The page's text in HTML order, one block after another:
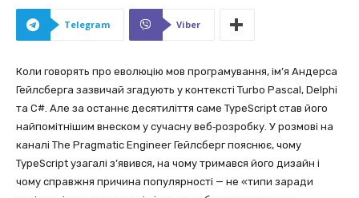
Telegram Viber
Коли говорять про еволюцію мов програмування, ім’я Андерса
Гейлсберга зазвичай згадують у контексті Turbo Pascal, Delphi
та C#. Але за останнє десятиліття саме TypeScript став його
найпомітнішим внеском у сучасну веб‑розробку. У розмові на
каналі The Pragmatic Engineer Гейлсберг пояснює, чому
TypeScript узагалі з’явився, на чому тримався його дизайн і
чому справжня причина популярності — не «типи заради